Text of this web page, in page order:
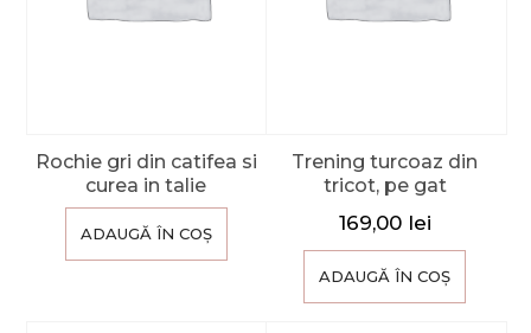
Rochie gri din catifea si
curea in talie
ADAUGĂ ÎN COȘ
Trening turcoaz din
tricot, pe gat
169,00 lei
ADAUGĂ ÎN COȘ